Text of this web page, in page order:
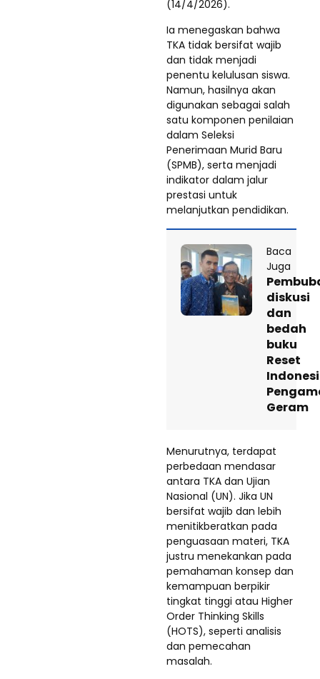
(14/4/2026).
Ia menegaskan bahwa
TKA tidak bersifat wajib
dan tidak menjadi
penentu kelulusan siswa.
Namun, hasilnya akan
digunakan sebagai salah
satu komponen penilaian
dalam Seleksi
Penerimaan Murid Baru
(SPMB), serta menjadi
indikator dalam jalur
prestasi untuk
melanjutkan pendidikan.
Baca
Juga
diskusi
dan
bedah
buku
Reset
Geram
Menurutnya, terdapat
perbedaan mendasar
antara TKA dan Ujian
Nasional (UN). Jika UN
bersifat wajib dan lebih
menitikberatkan pada
penguasaan materi, TKA
justru menekankan pada
pemahaman konsep dan
kemampuan berpikir
tingkat tinggi atau Higher
Order Thinking Skills
(HOTS), seperti analisis
dan pemecahan
masalah.